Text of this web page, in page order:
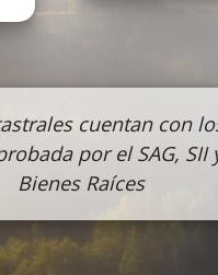
cuentan con
por el SAG, SII
Bienes Raíces